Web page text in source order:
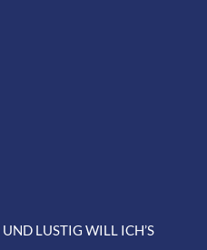
LUSTIG WILL ICH’S